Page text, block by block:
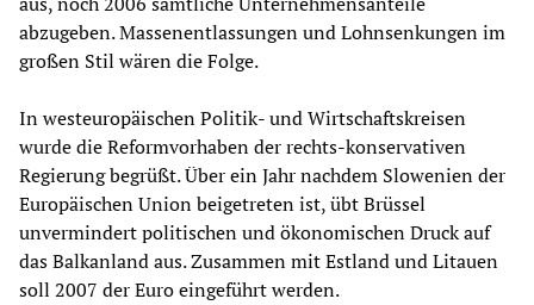
abzugeben. Massenentlassungen und Lohnsenkungen im
großen Stil wären die Folge.
In westeuropäischen Politik- und Wirtschaftskreisen
wurde die Reformvorhaben der rechts-konservativen
Regierung begrüßt. Über ein Jahr nachdem Slowenien der
Europäischen Union beigetreten ist, übt Brüssel
unvermindert politischen und ökonomischen Druck auf
das Balkanland aus. Zusammen mit Estland und Litauen
soll 2007 der Euro eingeführt werden.